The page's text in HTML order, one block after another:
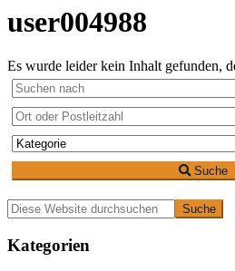
user004988
Es wurde leider kein Inhalt gefunden,
Suche
Primäre
Seitenleiste
Diese
Website
durchsuchen
Kategorien